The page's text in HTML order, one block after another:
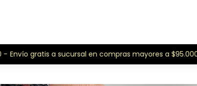
Envío gratis a sucursal en compras mayores a $95.000 -